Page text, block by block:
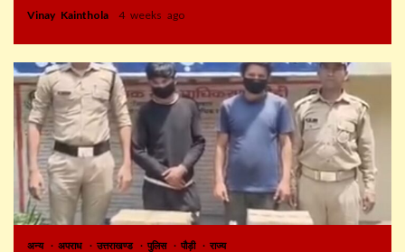
Vinay Kainthola 4 weeks ago
अन्य अपराध उत्तराखण्ड पुलिस पौड़ी राज्य